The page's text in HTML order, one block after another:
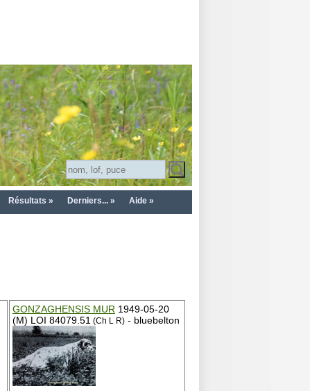
Résultats » Derniers... » Aide »
GONZAGHENSIS MUR 1949-05-20
(M) LOI 84079.51 (Ch L R) - bluebelton